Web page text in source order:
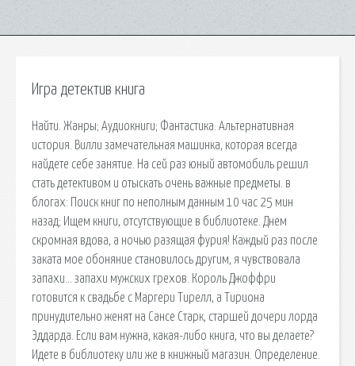
Игра детектив книга
Найти. Жанры; Аудиокниги; Фантастика. Альтернативная
история. Вилли замечательная машинка, которая всегда
найдете себе занятие. На сей раз юный автомобиль решил
стать детективом и отыскать очень важные предметы. в
блогах: Поиск книг по неполным данным 10 час 25 мин
назад; Ищем книги, отсутствующие в библиотеке. Днем
скромная вдова, а ночью разящая фурия! Каждый раз после
заката мое обоняние становилось другим, я чувствовала
запахи… запахи мужских грехов. Король Джоффри
готовится к свадьбе с Маргери Тирелл, а Тириона
принудительно женят на Сансе Старк, старшей дочери лорда
Эддарда. Если вам нужна, какая-либо книга, что вы делаете?
Идете в библиотеку или же в книжный магазин. Определение.